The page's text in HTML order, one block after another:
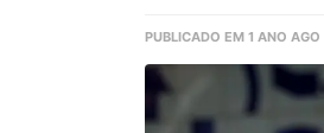
PUBLICADO EM 1 ANO AGO